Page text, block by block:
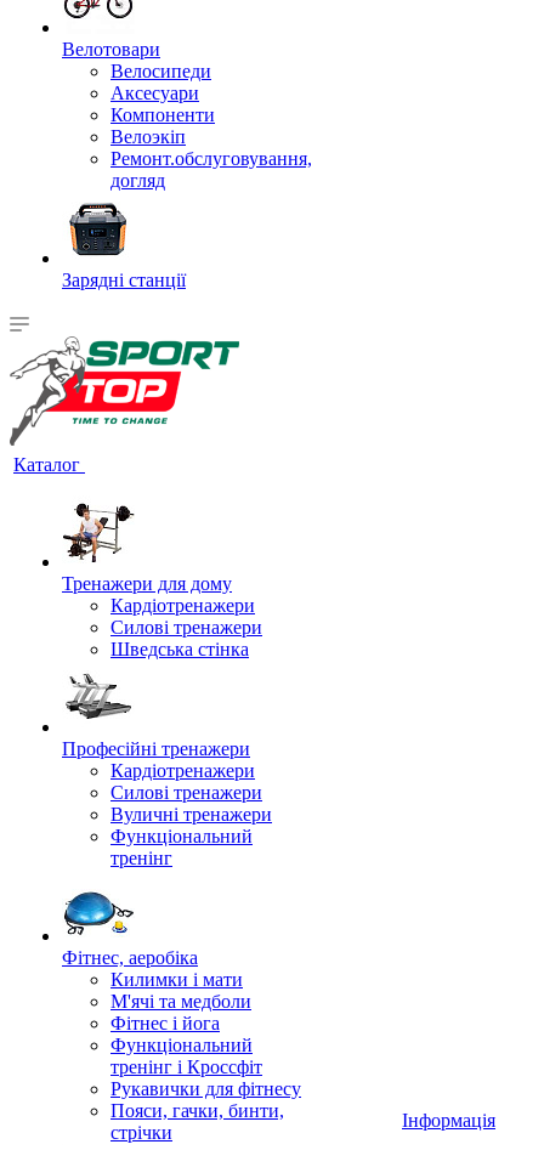
Велотовари
Велосипеди
Аксесуари
Компоненти
Велоэкіп
Ремонт.обслуговування,
догляд
Зарядні станції
Каталог
Тренажери для дому
Кардіотренажери
Силові тренажери
Шведська стінка
Професійні тренажери
Кардіотренажери
Силові тренажери
Вуличні тренажери
Функціональний
тренінг
Фітнес, аеробіка
Килимки і мати
М'ячі та медболи
Фітнес і йога
Функціональний
тренінг і Кроссфіт
Рукавички для фітнесу
Пояси, гачки, бинти,
стрічки
Інформація